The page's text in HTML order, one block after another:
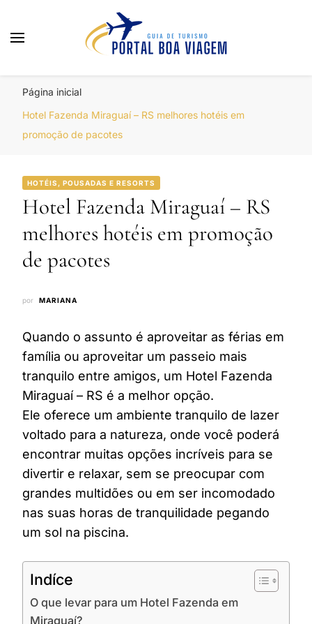
Página inicial
Hotel Fazenda Miraguaí – RS melhores hotéis em
promoção de pacotes
HOTÉIS, POUSADAS E RESORTS
Hotel Fazenda Miraguaí – RS
melhores hotéis em promoção
de pacotes
por MARIANA
Quando o assunto é aproveitar as férias em
família ou aproveitar um passeio mais
tranquilo entre amigos, um Hotel Fazenda
Miraguaí – RS é a melhor opção.
Ele oferece um ambiente tranquilo de lazer
voltado para a natureza, onde você poderá
encontrar muitas opções incríveis para se
divertir e relaxar, sem se preocupar com
grandes multidões ou em ser incomodado
nas suas horas de tranquilidade pegando
um sol na piscina.
Indíce
O que levar para um Hotel Fazenda em
Miraguaí?